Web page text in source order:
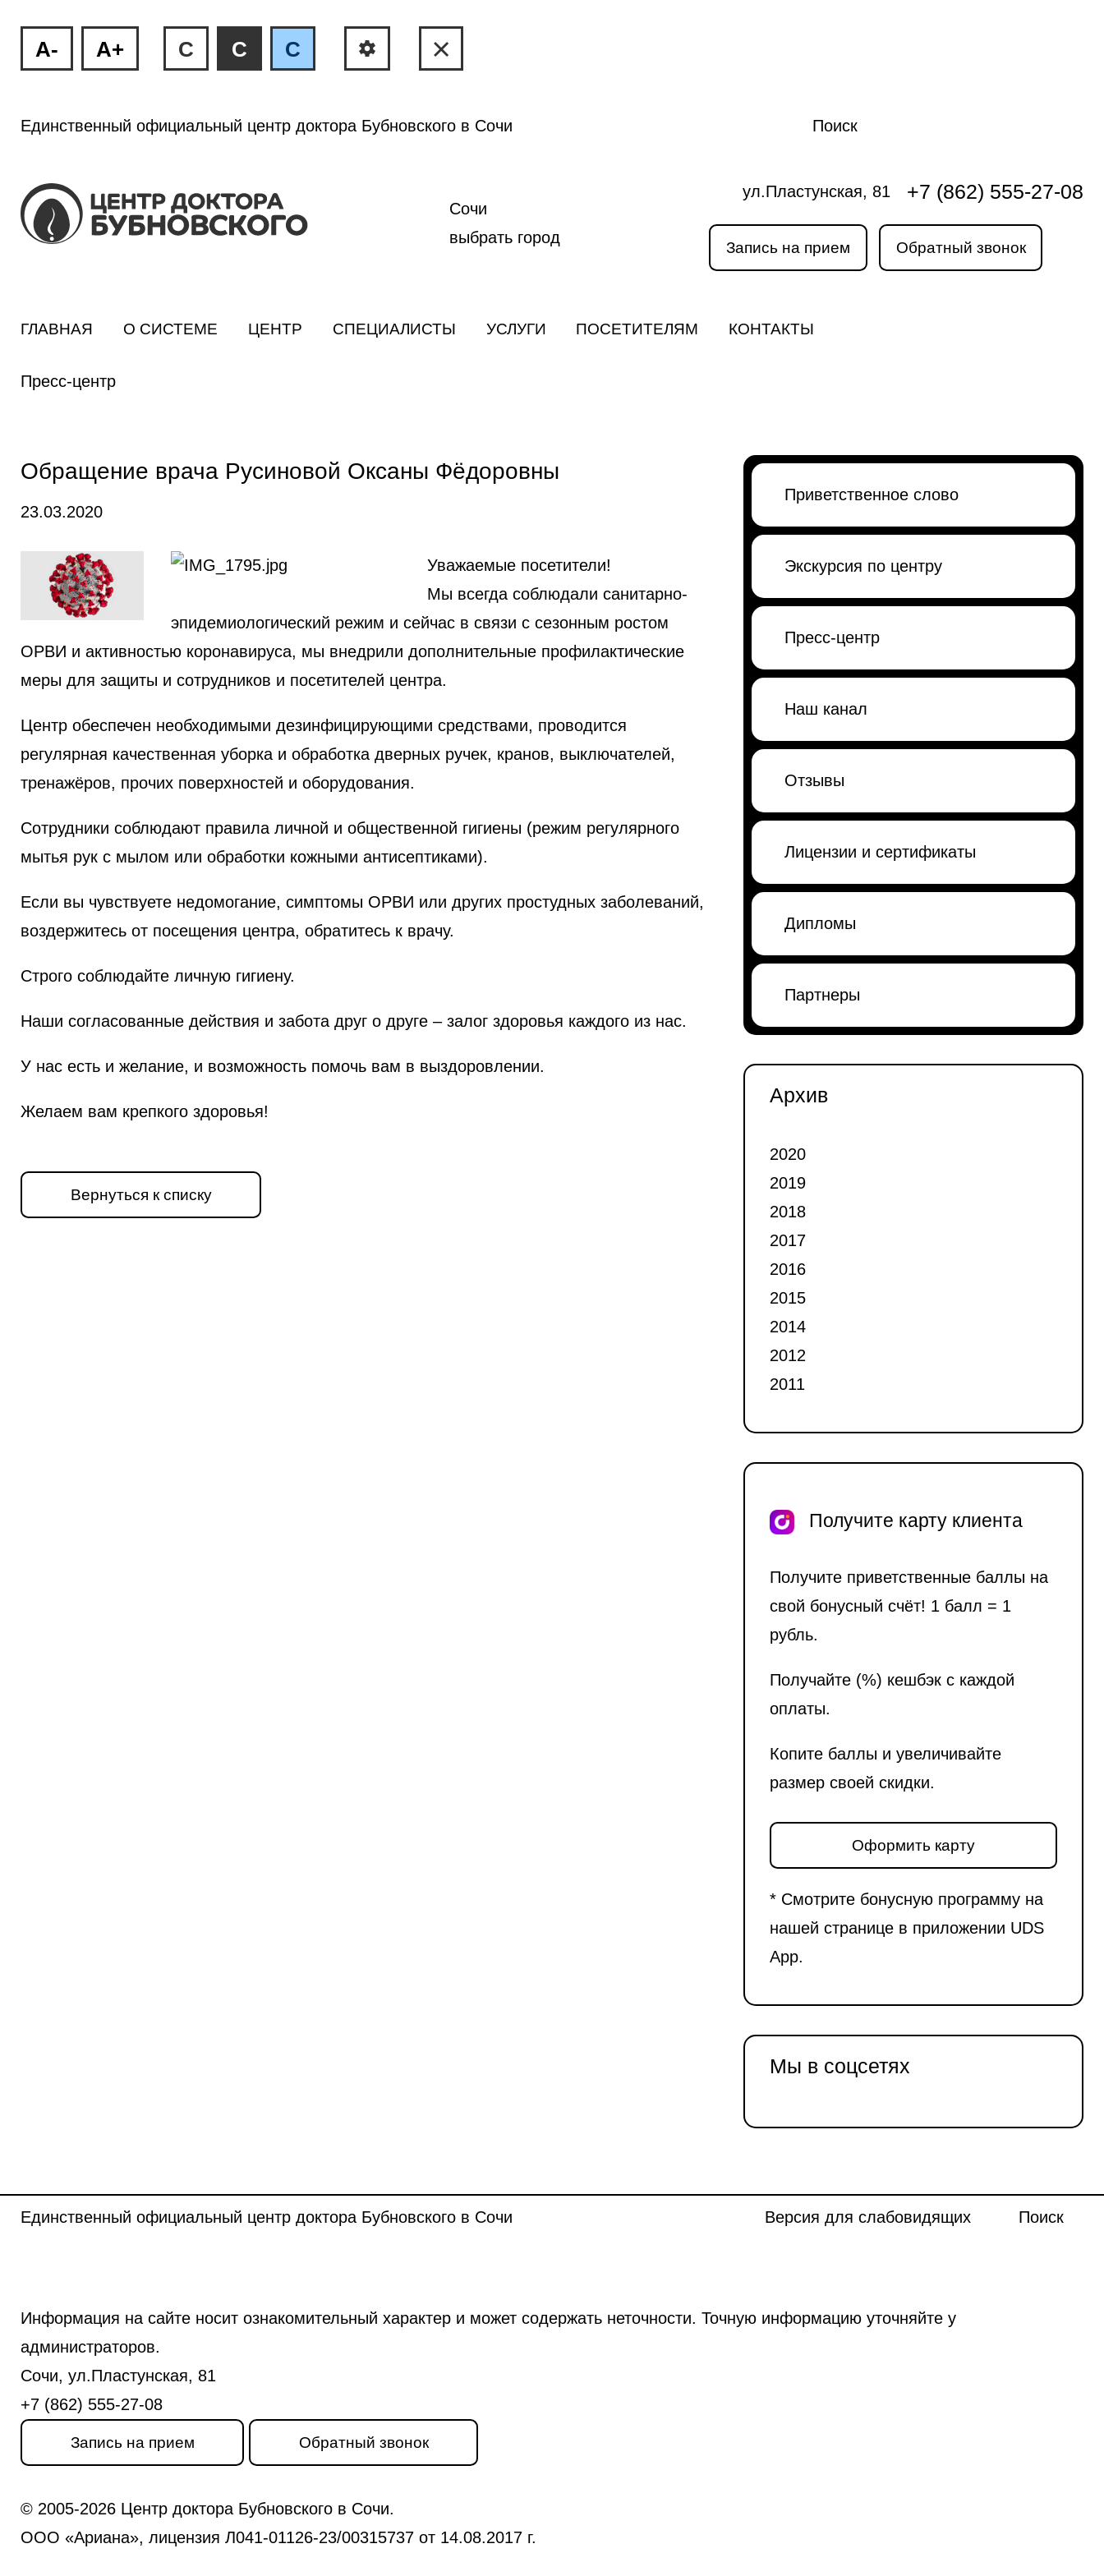
A- A+ C C C
Единственный официальный центр доктора Бубновского в Сочи Поиск
Сочи
выбрать город
ул.Пластунская, 81 +7 (862) 555-27-08
Запись на прием Обратный звонок
ГЛАВНАЯ О СИСТЕМЕ ЦЕНТР СПЕЦИАЛИСТЫ УСЛУГИ ПОСЕТИТЕЛЯМ КОНТАКТЫ
Пресс-центр
Приветственное слово
Экскурсия по центру
Пресс-центр
Наш канал
Отзывы
Лицензии и сертификаты
Дипломы
Партнеры
Архив
2020
2019
2018
2017
2016
2015
2014
2012
2011
Получите карту клиента
Получите приветственные баллы на
свой бонусный счёт! 1 балл = 1
рубль.
Получайте (%) кешбэк с каждой
оплаты.
Копите баллы и увеличивайте
размер своей скидки.
Оформить карту
* Смотрите бонусную программу на
нашей странице в приложении UDS
App.
Мы в соцсетях
Обращение врача Русиновой Оксаны Фёдоровны
23.03.2020
Уважаемые посетители!
Мы всегда соблюдали санитарно-
эпидемиологический режим и сейчас в связи с сезонным ростом
ОРВИ и активностью коронавируса, мы внедрили дополнительные профилактические
меры для защиты и сотрудников и посетителей центра.
Центр обеспечен необходимыми дезинфицирующими средствами, проводится
регулярная качественная уборка и обработка дверных ручек, кранов, выключателей,
тренажёров, прочих поверхностей и оборудования.
Сотрудники соблюдают правила личной и общественной гигиены (режим регулярного
мытья рук с мылом или обработки кожными антисептиками).
Если вы чувствуете недомогание, симптомы ОРВИ или других простудных заболеваний,
воздержитесь от посещения центра, обратитесь к врачу.
Строго соблюдайте личную гигиену.
Наши согласованные действия и забота друг о друге – залог здоровья каждого из нас.
У нас есть и желание, и возможность помочь вам в выздоровлении.
Желаем вам крепкого здоровья!
Вернуться к списку
Единственный официальный центр доктора Бубновского в Сочи Версия для слабовидящих Поиск
Информация на сайте носит ознакомительный характер и может содержать неточности. Точную информацию уточняйте у
администраторов.
Сочи, ул.Пластунская, 81
+7 (862) 555-27-08
Запись на прием Обратный звонок
© 2005-2026 Центр доктора Бубновского в Сочи.
ООО «Ариана», лицензия Л041-01126-23/00315737 от 14.08.2017 г.